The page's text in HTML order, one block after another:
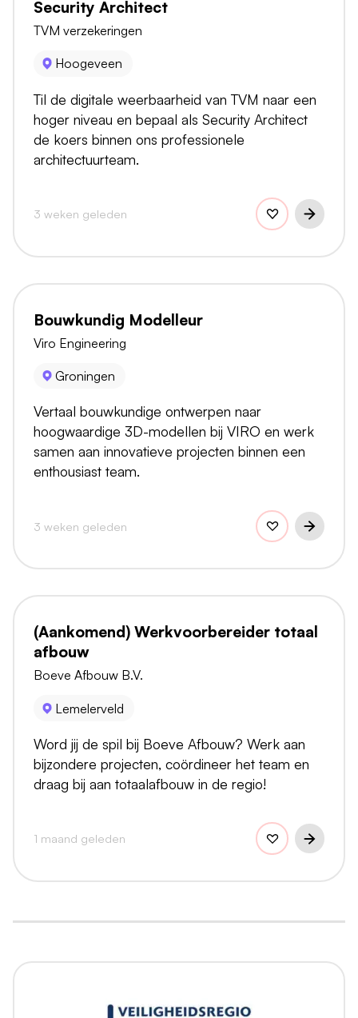
Security Architect
TVM verzekeringen
Hoogeveen
Til de digitale weerbaarheid van TVM naar een
hoger niveau en bepaal als Security Architect
de koers binnen ons professionele
architectuurteam.
3 weken geleden
Bouwkundig Modelleur
Viro Engineering
Groningen
Vertaal bouwkundige ontwerpen naar
hoogwaardige 3D-modellen bij VIRO en werk
samen aan innovatieve projecten binnen een
enthousiast team.
3 weken geleden
(Aankomend) Werkvoorbereider totaal
afbouw
Boeve Afbouw B.V.
Lemelerveld
Word jij de spil bij Boeve Afbouw? Werk aan
bijzondere projecten, coördineer het team en
draag bij aan totaalafbouw in de regio!
1 maand geleden